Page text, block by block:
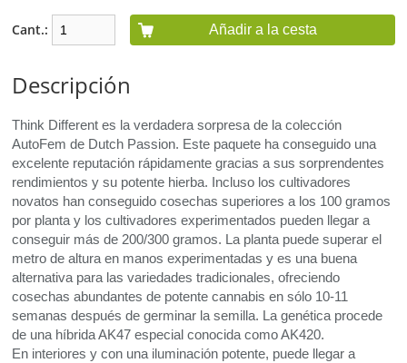
Cant.: Añadir a la cesta
Descripción
Think Different es la verdadera sorpresa de la colección
AutoFem de Dutch Passion. Este paquete ha conseguido una
excelente reputación rápidamente gracias a sus sorprendentes
rendimientos y su potente hierba. Incluso los cultivadores
novatos han conseguido cosechas superiores a los 100 gramos
por planta y los cultivadores experimentados pueden llegar a
conseguir más de 200/300 gramos. La planta puede superar el
metro de altura en manos experimentadas y es una buena
alternativa para las variedades tradicionales, ofreciendo
cosechas abundantes de potente cannabis en sólo 10-11
semanas después de germinar la semilla. La genética procede
de una híbrida AK47 especial conocida como AK420.
En interiores y con una iluminación potente, puede llegar a